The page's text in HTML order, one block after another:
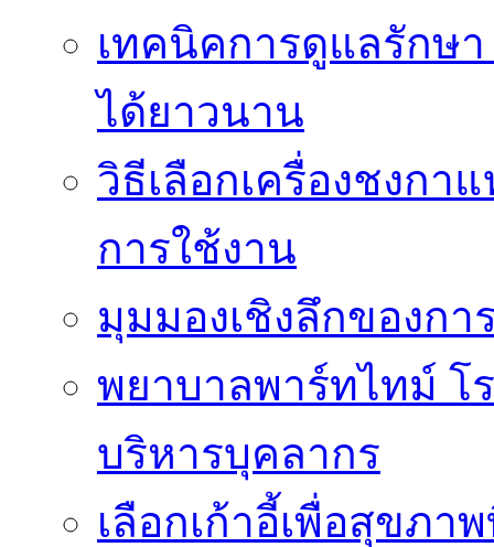
เทคนิคการดูแลรักษา
ได้ยาวนาน
วิธีเลือกเครื่องชงกา
การใช้งาน
มุมมองเชิงลึกของก
พยาบาลพาร์ทไทม์ โ
บริหารบุคลากร
เลือกเก้าอี้เพื่อสุขภา